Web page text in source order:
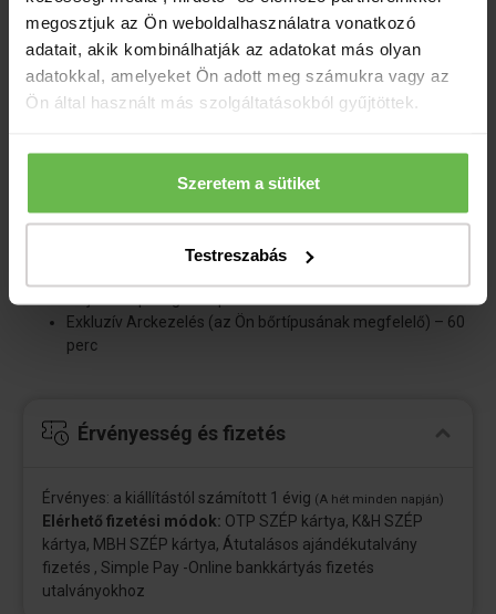
megosztjuk az Ön weboldalhasználatra vonatkozó
adatait, akik kombinálhatják az adatokat más olyan
adatokkal, amelyeket Ön adott meg számukra vagy az
Ön által használt más szolgáltatásokból gyűjtöttek.
Szeretem a sütiket
Testreszabás
Hosszú érvényesség
Hétvégén is felhasználható
Az utalvány tartalma
A szálloda wellness részlegének és fitness termének
Exkluzív Arckezelés (az Ön bőrtípusának megfelelő) – 60
perc
Érvényesség és fizetés
Érvényes: a kiállítástól számított 1 évig (A hét minden napján)
Elérhető fizetési módok: OTP SZÉP kártya, K&H SZÉP
kártya, MBH SZÉP kártya, Átutalásos ajándékutalvány
fizetés , Simple Pay -Online bankkártyás fizetés
utalványokhoz